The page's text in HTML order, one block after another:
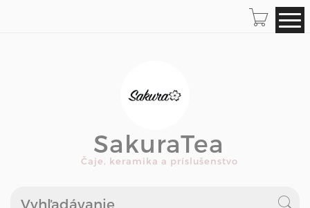
SakuraTea
Čaje, keramika a príslušenstvo